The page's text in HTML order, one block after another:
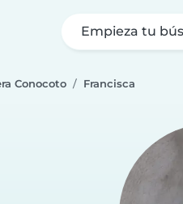
Empieza tu
Conocoto Francisca